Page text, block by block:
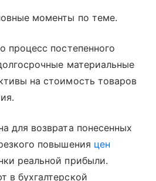
моменты по теме.
процесс постепенного
материальные
на стоимость товаров
для возврата понесенных
повышения цен
реальной прибыли.
в бухгалтерской